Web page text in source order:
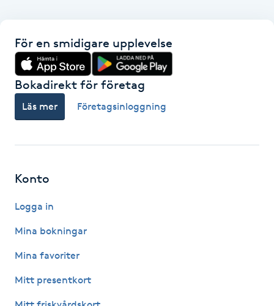
Hyaluronsyra
Hyperhidros
Hårförlängning
Hälsa
För en smidigare upplevelse
Bokadirekt för företag
Läs mer Företagsinloggning
Konto
Logga in
Mina bokningar
Mina favoriter
Mitt presentkort